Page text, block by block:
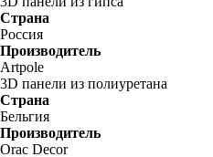
Страна
Россия
Производитель
Artpole
3D панели из полиуретана
Страна
Бельгия
Производитель
Orac Decor